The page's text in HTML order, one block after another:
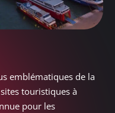
emblématiques de la
touristiques à
pour les